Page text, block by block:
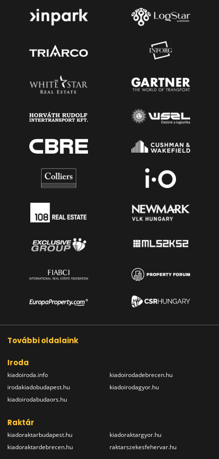
További oldalaink
Iroda
kiadoiroda.info
irodakiadobudapest.hu
kiadoirodabudaors.hu
kiadoirodadebrecen.hu
kiadoirodagyor.hu
Raktár
kiadoraktarbudapest.hu
kiadoraktardebrecen.hu
kiadoraktargyor.hu
raktarszekesfehervar.hu